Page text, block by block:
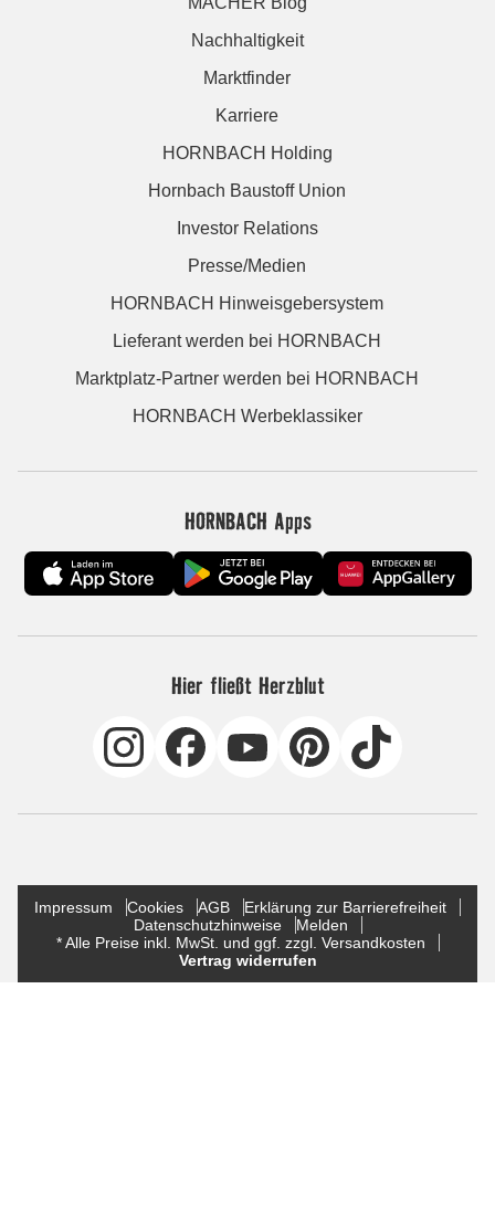
Nachhaltigkeit
Marktfinder
Karriere
HORNBACH Holding
Hornbach Baustoff Union
Investor Relations
Presse/Medien
HORNBACH Hinweisgebersystem
Lieferant werden bei HORNBACH
Marktplatz-Partner werden bei HORNBACH
HORNBACH Werbeklassiker
HORNBACH Apps
Hier fließt Herzblut
Impressum Cookies AGB
Erklärung zur Barrierefreiheit
Datenschutzhinweise
Melden
* Alle Preise inkl. MwSt. und ggf. zzgl. Versandkosten
Vertrag widerrufen